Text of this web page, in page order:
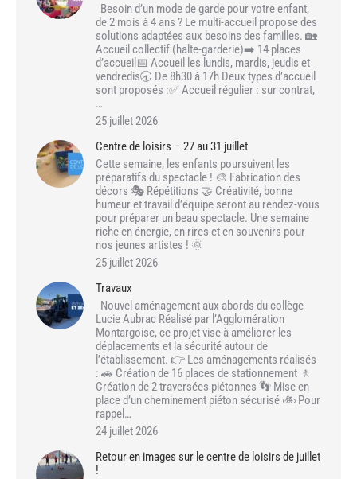
Besoin d’un mode de garde pour votre enfant,
de 2 mois à 4 ans ? Le multi-accueil propose des
solutions adaptées aux besoins des familles. 🏡
Accueil collectif (halte-garderie)➡️ 14 places
d’accueil📅 Accueil les lundis, mardis, jeudis et
vendredis🕣 De 8h30 à 17h Deux types d’accueil
sont proposés :✅ Accueil régulier : sur contrat,
…
25 juillet 2026
Centre de loisirs – 27 au 31 juillet
Cette semaine, les enfants poursuivent les
préparatifs du spectacle ! 🎨 Fabrication des
décors 🎭 Répétitions 🤝 Créativité, bonne
humeur et travail d’équipe seront au rendez-vous
pour préparer un beau spectacle. Une semaine
riche en énergie, en rires et en souvenirs pour
nos jeunes artistes ! 🌞
25 juillet 2026
Travaux
Nouvel aménagement aux abords du collège
Lucie Aubrac Réalisé par l’Agglomération
Montargoise, ce projet vise à améliorer les
déplacements et la sécurité autour de
l’établissement. 👉 Les aménagements réalisés
: 🚗 Création de 16 places de stationnement 🚶
Création de 2 traversées piétonnes 👣 Mise en
place d’un cheminement piéton sécurisé 🚲 Pour
rappel…
24 juillet 2026
Retour en images sur le centre de loisirs de juillet
!